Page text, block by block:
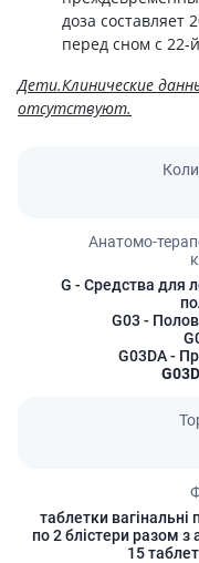
доза составляет
перед сном с
Дети.Клинические
отсутствуют.
Анатомо-
G - Средства для
G03 -
G03DA-
таблетки вагінальні
по 2 блістери разом з
15